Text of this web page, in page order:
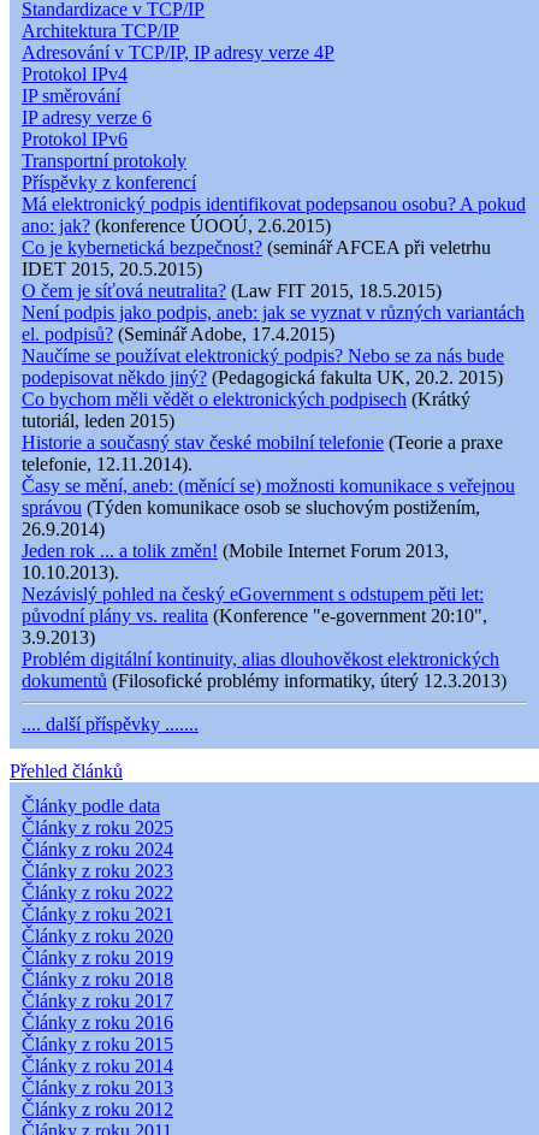
Standardizace v TCP/IP
Architektura TCP/IP
Adresování v TCP/IP, IP adresy verze 4P
Protokol IPv4
IP směrování
IP adresy verze 6
Protokol IPv6
Transportní protokoly
Příspěvky z konferencí
Má elektronický podpis identifikovat podepsanou osobu? A pokud
ano: jak? (konference ÚOOÚ, 2.6.2015)
Co je kybernetická bezpečnost? (seminář AFCEA při veletrhu
IDET 2015, 20.5.2015)
O čem je síťová neutralita? (Law FIT 2015, 18.5.2015)
Není podpis jako podpis, aneb: jak se vyznat v různých variantách
el. podpisů? (Seminář Adobe, 17.4.2015)
Naučíme se používat elektronický podpis? Nebo se za nás bude
podepisovat někdo jiný? (Pedagogická fakulta UK, 20.2. 2015)
Co bychom měli vědět o elektronických podpisech (Krátký
tutoriál, leden 2015)
Historie a současný stav české mobilní telefonie (Teorie a praxe
telefonie, 12.11.2014).
Časy se mění, aneb: (měnící se) možnosti komunikace s veřejnou
správou (Týden komunikace osob se sluchovým postižením,
26.9.2014)
Jeden rok ... a tolik změn! (Mobile Internet Forum 2013,
10.10.2013).
Nezávislý pohled na český eGovernment s odstupem pěti let:
původní plány vs. realita (Konference "e-government 20:10",
3.9.2013)
Problém digitální kontinuity, alias dlouhověkost elektronických
dokumentů (Filosofické problémy informatiky, úterý 12.3.2013)
.... další příspěvky .......
Přehled článků
Články podle data
Články z roku 2025
Články z roku 2024
Články z roku 2023
Články z roku 2022
Články z roku 2021
Články z roku 2020
Články z roku 2019
Články z roku 2018
Články z roku 2017
Články z roku 2016
Články z roku 2015
Články z roku 2014
Články z roku 2013
Články z roku 2012
Články z roku 2011